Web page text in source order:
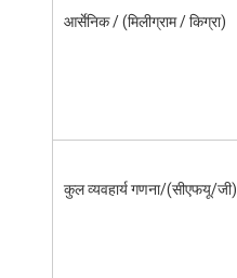
आर्सेनिक / (मिलीग्राम / किग्रा)
कुल व्यवहार्य गणना/(सीएफयू/जी)